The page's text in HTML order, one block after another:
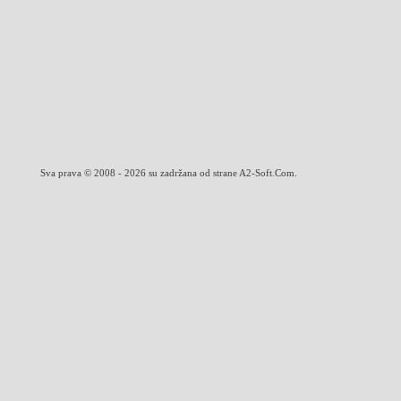
Sva prava © 2008 - 2026 su zadržana od strane A2-Soft.Com.